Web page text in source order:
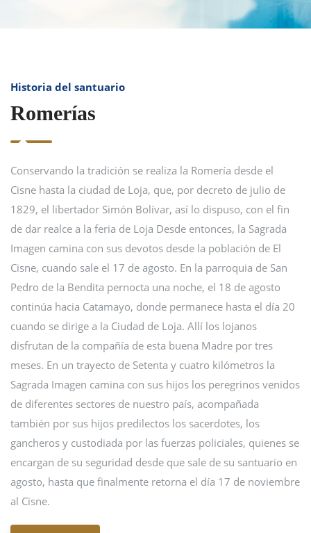
Historia del santuario
Romerías
Conservando la tradición se realiza la Romería desde el
Cisne hasta la ciudad de Loja, que, por decreto de julio de
1829, el libertador Simón Bolívar, así lo dispuso, con el fin
de dar realce a la feria de Loja Desde entonces, la Sagrada
Imagen camina con sus devotos desde la población de El
Cisne, cuando sale el 17 de agosto. En la parroquia de San
Pedro de la Bendita pernocta una noche, el 18 de agosto
continúa hacia Catamayo, donde permanece hasta el día 20
cuando se dirige a la Ciudad de Loja. Allí los lojanos
disfrutan de la compañía de esta buena Madre por tres
meses. En un trayecto de Setenta y cuatro kilómetros la
Sagrada Imagen camina con sus hijos los peregrinos venidos
de diferentes sectores de nuestro país, acompañada
también por sus hijos predilectos los sacerdotes, los
gancheros y custodiada por las fuerzas policiales, quienes se
encargan de su seguridad desde que sale de su santuario en
agosto, hasta que finalmente retorna el día 17 de noviembre
al Cisne.